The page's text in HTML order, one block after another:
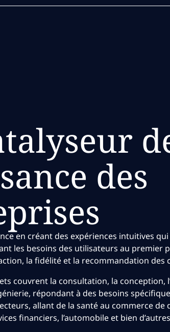
des
en créant des expériences intuitives
les besoins des utilisateurs au premier
la fidélité et la recommandation des
couvrent la consultation, la conception,
répondant à des besoins
allant de la santé au commerce de
financiers, l’automobile et bien